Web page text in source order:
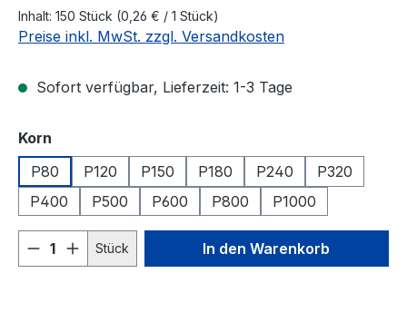
Inhalt: 150 Stück (0,26 € / 1 Stück)
Preise inkl. MwSt. zzgl. Versandkosten
Sofort verfügbar, Lieferzeit: 1-3 Tage
Korn
P80
P120 P150 P180 P240
P320
P400
P500 P600 P800 P1000
Produkt Anzahl: Gib den
Stück In den Warenkorb